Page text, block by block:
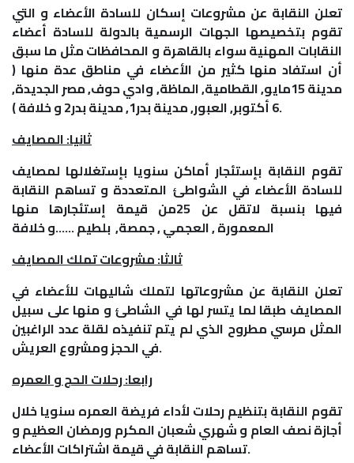
تعلن النقابة عن مشروعات إسكان للسادة الأعضاء و التي
تقوم بتخصيصها الجهات الرسمية بالدولة للسادة أعضاء
النقابات المهنية سواء بالقاهرة و المحافظات مثل ما سبق
أن استفاد منها كثير من الأعضاء في مناطق عدة منها (
مدينة 15مايو, القطامية, الماظة, وادي حوف, مصر الجديدة,
6 أكتوبر, العبور, مدينة بدر1, مدينة بدر2 و خلافة ).
ثانيا: المصايف
تقوم النقابة بإستئجار أماكن سنويا بإستغلالها لمصايف
للسادة الأعضاء في الشواطئ المتعددة و تساهم النقابة
فيها بنسبة لاتقل عن 25من قيمة إستئجارها منها
ثالثا: مشروعات تملك المصايف
تعلن النقابة عن مشروعاتها لتملك شاليهات للأعضاء في
المصايف طبقا لما يتسر لها في الشاطئ و منها على سبيل
المثل مرسي مطروح الذي لم يتم تنفيذه لقلة عدد الراغبين
في الحجز ومشروع العريش.
رابعا: رحلات الحج و العمره
تقوم النقابة بتنظيم رحلات لأداء فريضة العمره سنويا خلال
أجازة نصف العام و شهري شعبان المكرم ورمضان العظيم و
تساهم النقابة في قيمة اشتراكات الأعضاء.